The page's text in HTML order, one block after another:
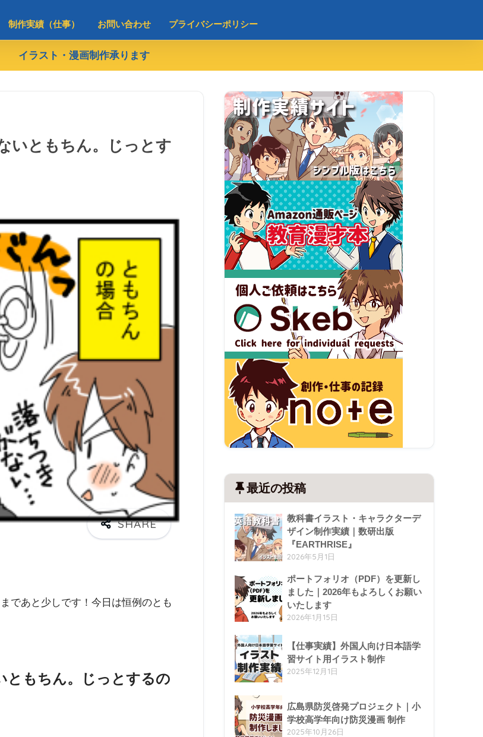
制作実績（仕事） お問い合わせ プライバシーポリシー
イラスト・漫画制作承ります
いともちん。じっとす
であと少しです！今日は恒例のとも
ともちん。じっとするの
最近の投稿
教科書イラスト・キャラクターデ
ザイン制作実績｜数研出版
『EARTHRISE』
2026年5月1日
ポートフォリオ（PDF）を更新し
ました｜2026年もよろしくお願い
いたします
2026年1月15日
【仕事実績】外国人向け日本語学
習サイト用イラスト制作
2025年12月1日
広島県防災啓発プロジェクト｜小
学校高学年向け防災漫画 制作
2025年10月26日